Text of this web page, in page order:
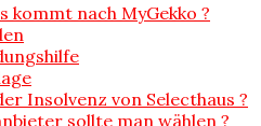
kommt nach MyGekko ?
Insolvenz von Selecthaus ?
sollte man wählen ?